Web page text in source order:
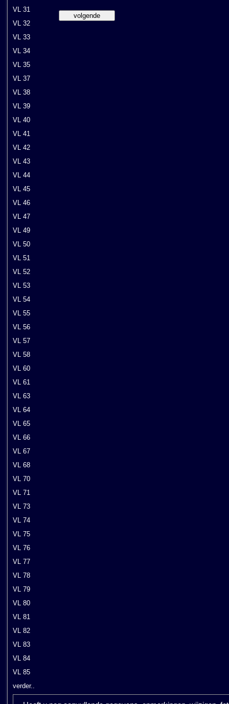
VL 31
VL 32
VL 33
VL 34
VL 35
VL 37
VL 38
VL 39
VL 40
VL 41
VL 42
VL 43
VL 44
VL 45
VL 46
VL 47
VL 49
VL 50
VL 51
VL 52
VL 53
VL 54
VL 55
VL 56
VL 57
VL 58
VL 60
VL 61
VL 63
VL 64
VL 65
VL 66
VL 67
VL 68
VL 70
VL 71
VL 73
VL 74
VL 75
VL 76
VL 77
VL 78
VL 79
VL 80
VL 81
VL 82
VL 83
VL 84
VL 85
verder..